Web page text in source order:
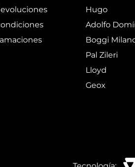
Hugo
Adolfo
Boggi
Pal Zileri
Lloyd
Geox